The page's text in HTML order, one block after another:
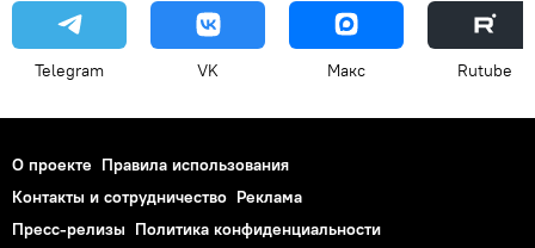
Telegram VK Макс Rutube
О проекте Правила использования
Контакты и сотрудничество Реклама
Пресс-релизы Политика конфиденциальности